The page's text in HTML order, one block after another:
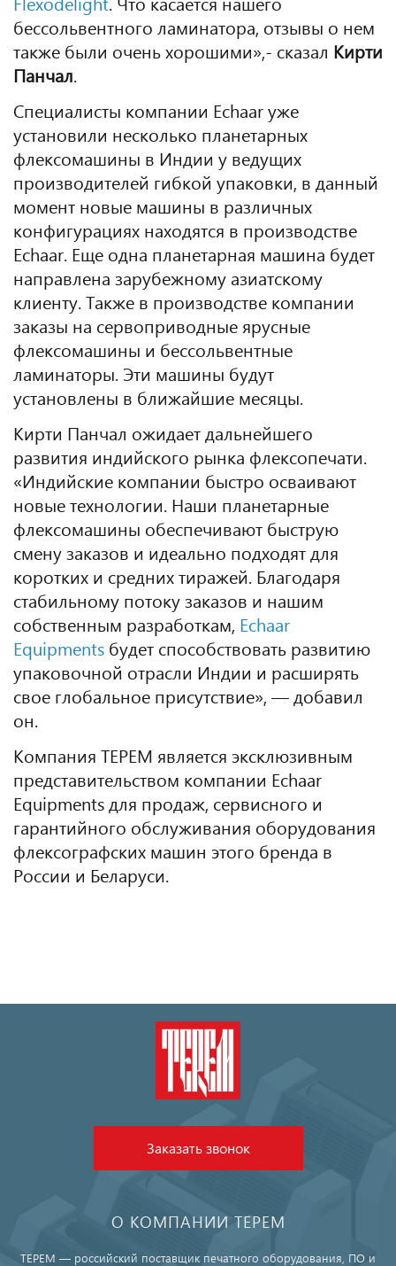
бессольвентного ламинатора, отзывы о нем
также были очень хорошими»,- сказал Кирти
Панчал.
Специалисты компании Echaar уже
установили несколько планетарных
флексомашины в Индии у ведущих
производителей гибкой упаковки, в данный
момент новые машины в различных
конфигурациях находятся в производстве
Echaar. Еще одна планетарная машина будет
направлена зарубежному азиатскому
клиенту. Также в производстве компании
заказы на сервоприводные ярусные
флексомашины и бессольвентные
ламинаторы. Эти машины будут
установлены в ближайшие месяцы.
Кирти Панчал ожидает дальнейшего
развития индийского рынка флексопечати.
«Индийские компании быстро осваивают
новые технологии. Наши планетарные
флексомашины обеспечивают быструю
смену заказов и идеально подходят для
коротких и средних тиражей. Благодаря
стабильному потоку заказов и нашим
собственным разработкам, Echaar
Equipments будет способствовать развитию
упаковочной отрасли Индии и расширять
свое глобальное присутствие», — добавил
он.
Компания ТЕРЕМ является эксклюзивным
представительством компании Echaar
Equipments для продаж, сервисного и
гарантийного обслуживания оборудования
флексографских машин этого бренда в
России и Беларуси.
Заказать звонок
О КОМПАНИИ ТЕРЕМ
ТЕРЕМ — российский поставщик печатного оборудования, ПО и